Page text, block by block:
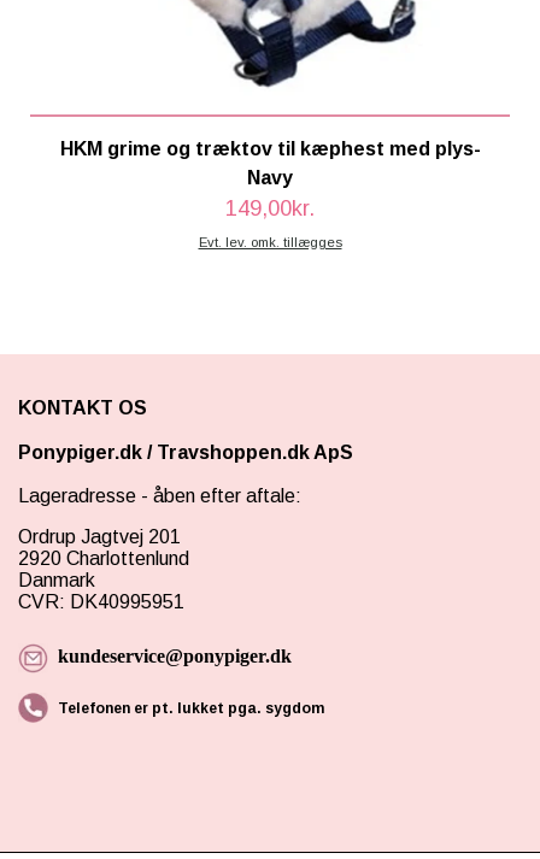
HKM grime og træktov til kæphest med plys-
Navy
149,00kr.
Evt. lev. omk. tillægges
KONTAKT OS
Ponypiger.dk / Travshoppen.dk ApS
Lageradresse - åben efter aftale:
Ordrup Jagtvej 201
2920 Charlottenlund
Danmark
CVR: DK40995951
kundeservice@ponypiger.dk
Telefonen er pt. lukket pga. sygdom